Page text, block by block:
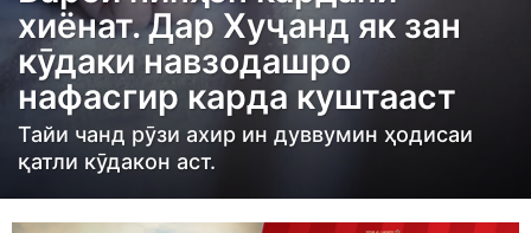
r
s
a
g
o
y
хиёнат. Дар Хуҷанд як зан
кӯдаки навзодашро
нафасгир карда куштааст
Тайи чанд рӯзи ахир ин дуввумин ҳодисаи
қатли кӯдакон аст.